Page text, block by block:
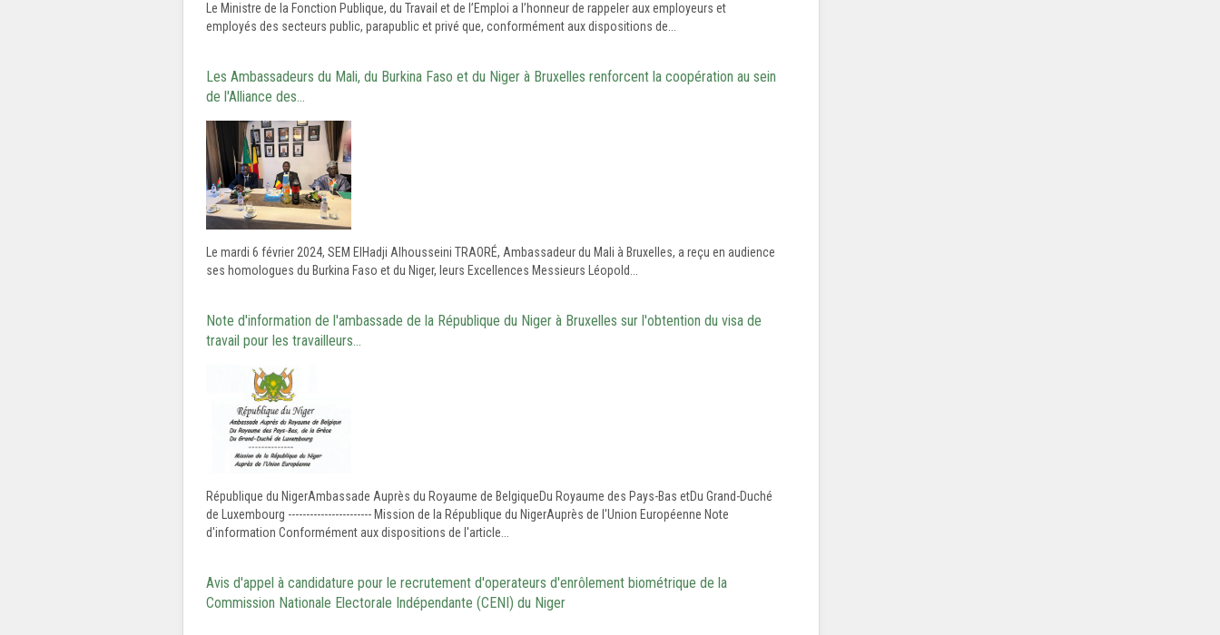
Le Ministre de la Fonction Publique, du Travail et de l’Emploi a l’honneur de rappeler aux employeurs et
employés des secteurs public, parapublic et privé que, conformément aux dispositions de...
Les Ambassadeurs du Mali, du Burkina Faso et du Niger à Bruxelles renforcent la coopération au sein
de l'Alliance des…
Le mardi 6 février 2024, SEM ElHadji Alhousseini TRAORÉ, Ambassadeur du Mali à Bruxelles, a reçu en audience
ses homologues du Burkina Faso et du Niger, leurs Excellences Messieurs Léopold...
Note d'information de l'ambassade de la République du Niger à Bruxelles sur l'obtention du visa de
travail pour les travailleurs…
République du NigerAmbassade Auprès du Royaume de BelgiqueDu Royaume des Pays-Bas etDu Grand-Duché
de Luxembourg ----------------------- Mission de la République du NigerAuprès de l'Union Européenne Note
d'information Conformément aux dispositions de l'article...
Avis d'appel à candidature pour le recrutement d'operateurs d'enrôlement biométrique de la
Commission Nationale Electorale Indépendante (CENI) du Niger